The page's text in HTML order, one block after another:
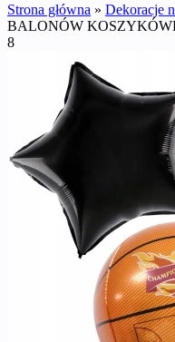
Strona główna » Dekoracje
BALONÓW
8